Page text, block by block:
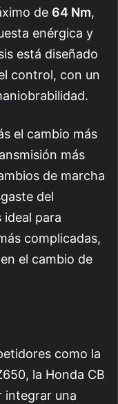
de 64 Nm,
enérgica y
está diseñado
control, con un
el cambio más
más
de marcha
del
ideal para
complicadas,
el cambio de
como la
la Honda CB
integrar una